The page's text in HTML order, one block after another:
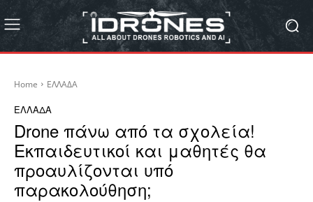
Home ΕΛΛΑΔΑ
ΕΛΛΑΔΑ
Drone πάνω από τα σχολεία!
Εκπαιδευτικοί και μαθητές θα
προαυλίζονται υπό
παρακολούθηση;